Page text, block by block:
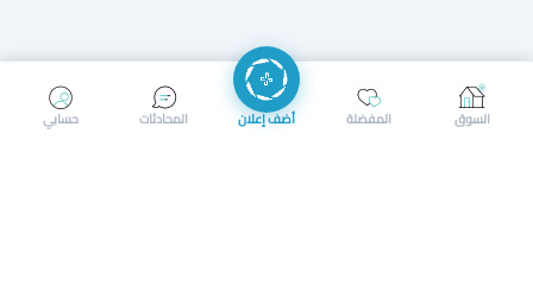
إرسال رسالة إجراء مكالمة
حسابي المحادثات أضف إعلان المفضلة السوق